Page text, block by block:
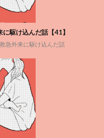
駆け込んだ話【41】
急外来に駆け込んだ話